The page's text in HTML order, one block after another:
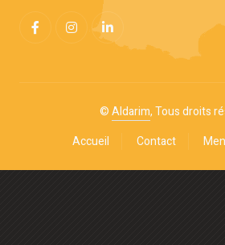
©Aldarim, Tous droits
Accueil
Contact